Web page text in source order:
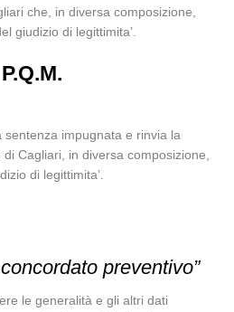
che, in diversa composizione,
giudizio di legittimita’.
P.Q.M.
impugnata e rinvia la
Cagliari, in diversa composizione,
di legittimita’.
preventivo”
le generalità e gli altri dati